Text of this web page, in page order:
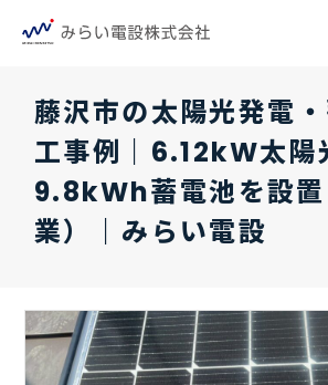
藤沢市の太陽光発電
工事例｜6.12kW太陽
9.8kWh蓄電池を設置
業）｜みらい電設